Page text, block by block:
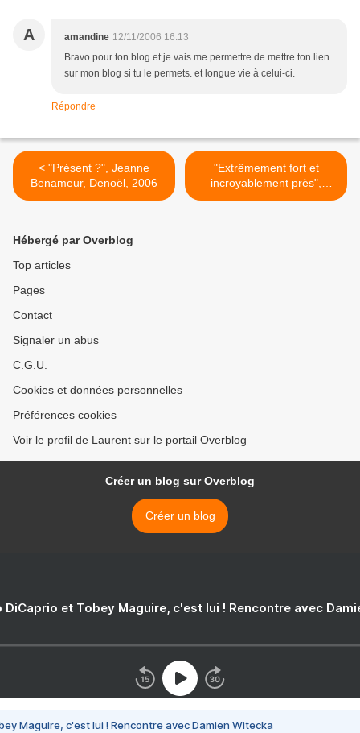
A amandine 12/11/2006 16:13
Bravo pour ton blog et je vais me permettre de mettre ton lien
sur mon blog si tu le permets. et longue vie à celui-ci.
Répondre
< "Présent ?", Jeanne
Benameur, Denoël, 2006
"Extrêmement fort et
incroyablement près",
Jonathan Safran Foer,
Hébergé par Overblog
Top articles
Pages
Contact
Signaler un abus
C.G.U.
Cookies et données personnelles
Préférences cookies
Voir le profil de Laurent sur le portail Overblog
Créer un blog sur Overblog
Créer un blog
DiCaprio et Tobey Maguire, c'est lui ! Rencontre avec
Maguire, c'est lui ! Rencontre avec Damien Witecka